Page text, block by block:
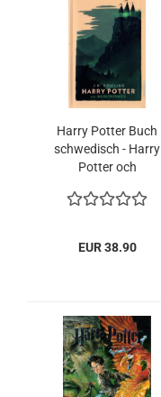
Harry Potter Buch
schwedisch - Harry
Potter och
2019 Neues Cover
EUR 38.90